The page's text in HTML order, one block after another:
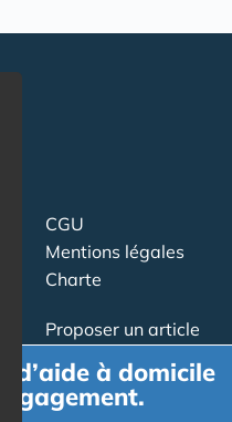
CGU
Mentions légales
Charte
Proposer un article
Relation presse
d’aide à domicile